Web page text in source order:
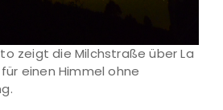
zeigt die Milchstraße über La
einen Himmel ohne